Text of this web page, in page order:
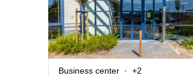
Business center +2